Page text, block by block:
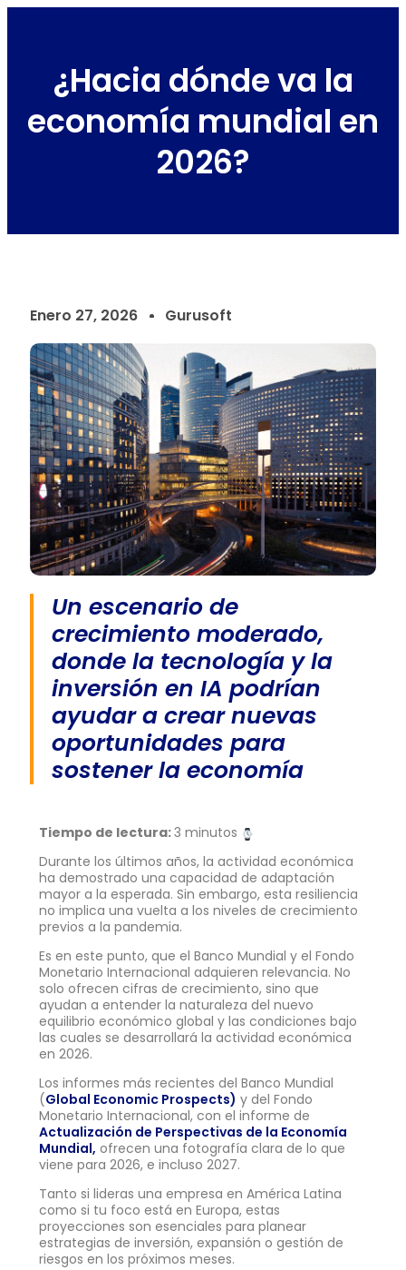
¿Hacia dónde va la
economía mundial en
2026?
Enero 27, 2026 Gurusoft
Un escenario de
crecimiento moderado,
donde la tecnología y la
inversión en IA podrían
ayudar a crear nuevas
oportunidades para
sostener la economía
Tiempo de lectura:3 minutos
Durante los últimos años, la actividad económica
ha demostrado una capacidad de adaptación
mayor a la esperada. Sin embargo, esta resiliencia
no implica una vuelta a los niveles de crecimiento
previos a la pandemia.
Es en este punto, que el Banco Mundial y el Fondo
Monetario Internacional adquieren relevancia. No
solo ofrecen cifras de crecimiento, sino que
ayudan a entender la naturaleza del nuevo
equilibrio económico global y las condiciones bajo
las cuales se desarrollará la actividad económica
en 2026.
Los informes más recientes del Banco Mundial
(Global Economic Prospects) y del Fondo
Monetario Internacional, con el informe de
Actualización de Perspectivas de la Economía
Mundial, ofrecen una fotografía clara de lo que
viene para 2026, e incluso 2027.
Tanto si lideras una empresa en América Latina
como si tu foco está en Europa, estas
proyecciones son esenciales para planear
estrategias de inversión, expansión o gestión de
riesgos en los próximos meses.